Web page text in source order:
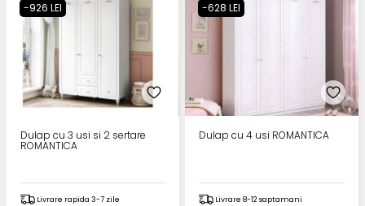
-926 LEI
Dulap cu 3 usi si 2 sertare
ROMANTICA
Livrare rapida 3-7 zile
-628 LEI
Dulap cu 4 usi ROMANTICA
Livrare 8-12 saptamani